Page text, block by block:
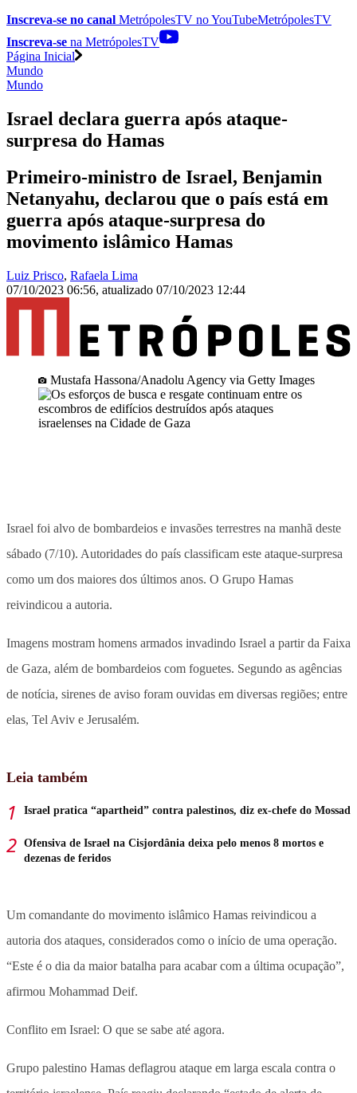
Inscreva-se no canal MetrópolesTV noYouTubeMetrópolesTV
Inscreva-se na MetrópolesTV
Página Inicial
Mundo
Mundo
Israel declara guerra após ataque-
surpresa do Hamas
Primeiro-ministro de Israel, Benjamin
Netanyahu, declarou que o país está em
guerra após ataque-surpresa do
movimento islâmico Hamas
Luiz Prisco, Rafaela Lima
07/10/2023 06:56, atualizado 07/10/2023 12:44
Mustafa Hassona/Anadolu Agency via Getty Images
Israel foi alvo de bombardeios e invasões terrestres na manhã deste
sábado (7/10). Autoridades do país classificam este ataque-surpresa
como um dos maiores dos últimos anos. O Grupo Hamas
reivindicou a autoria.
Imagens mostram homens armados invadindo Israel a partir da Faixa
de Gaza, além de bombardeios com foguetes. Segundo as agências
de notícia, sirenes de aviso foram ouvidas em diversas regiões; entre
elas, Tel Aviv e Jerusalém.
Leia também
Israel pratica “apartheid” contra palestinos, diz ex-chefe do Mossad
Ofensiva de Israel na Cisjordânia deixa pelo menos 8 mortos e
dezenas de feridos
Um comandante do movimento islâmico Hamas reivindicou a
autoria dos ataques, considerados como o início de uma operação.
“Este é o dia da maior batalha para acabar com a última ocupação”,
afirmou Mohammad Deif.
Conflito em Israel: O que se sabe até agora.
Grupo palestino Hamas deflagrou ataque em larga escala contra o